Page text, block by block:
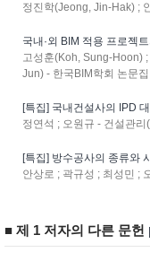
정진학(Jeong, Jin-Hak) ;
국내·외 BIM 적용 프로젝
고성훈(Koh, Sung-Hoon)
Jun) - 한국BIM학회 논문
[특집] 국내건설사의 IPD
정연석 ; 오원규 - 건설관
[특집] 방수공사의 종류와
안상로 ; 곽규성 ; 최성민 ;
■ 제 1 저자의 다른 문헌